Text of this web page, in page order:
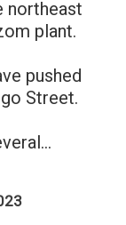
northeast
plant.
pushed
Street.